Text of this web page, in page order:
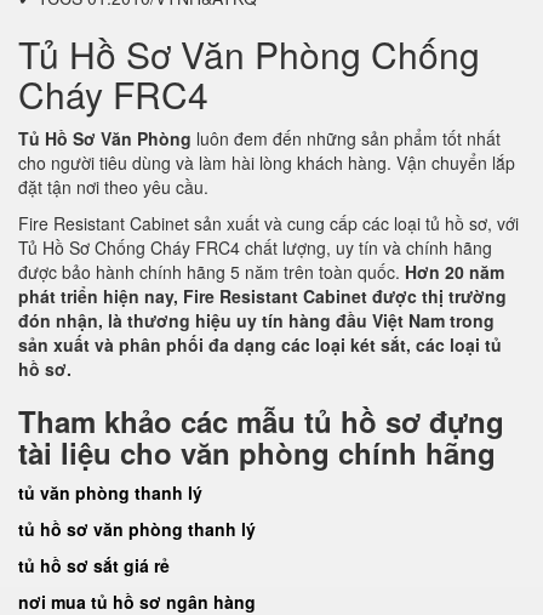
Tủ Hồ Sơ Văn Phòng Chống
Cháy FRC4
Tủ Hồ Sơ Văn Phòng luôn đem đến những sản phẩm tốt nhất
cho người tiêu dùng và làm hài lòng khách hàng. Vận chuyển lắp
đặt tận nơi theo yêu cầu.
Fire Resistant Cabinet sản xuất và cung cấp các loại tủ hồ sơ, với
Tủ Hồ Sơ Chống Cháy FRC4 chất lượng, uy tín và chính hãng
được bảo hành chính hãng 5 năm trên toàn quốc. Hơn 20 năm
phát triển hiện nay, Fire Resistant Cabinet được thị trường
đón nhận, là thương hiệu uy tín hàng đầu Việt Nam trong
sản xuất và phân phối đa dạng các loại két sắt, các loại tủ
hồ sơ.
Tham khảo các mẫu tủ hồ sơ đựng
tài liệu cho văn phòng chính hãng
tủ văn phòng thanh lý
tủ hồ sơ văn phòng thanh lý
tủ hồ sơ sắt giá rẻ
nơi mua tủ hồ sơ ngân hàng